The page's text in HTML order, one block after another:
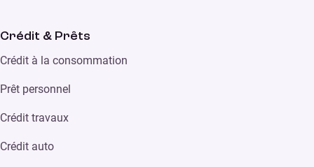
Crédit & Prêts
Crédit à la consommation
Prêt personnel
Crédit travaux
Crédit auto